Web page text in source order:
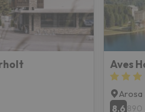
Aves
Arosa
8.6 890